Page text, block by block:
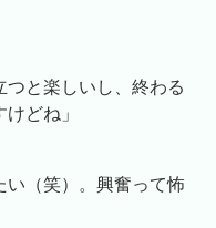
と楽しいし、終わる
どね」
い（笑）。興奮って怖